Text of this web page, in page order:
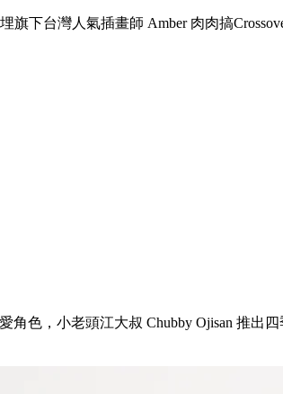
旗下台灣人氣插畫師 Amber 肉肉搞
角色，小老頭江大叔 Chubby Ojisan 推出